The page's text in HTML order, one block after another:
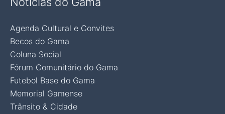
Agenda Cultural e Convites
Becos do Gama
Coluna Social
Fórum Comunitário do Gama
Futebol Base do Gama
Memorial Gamense
Trânsito & Cidade